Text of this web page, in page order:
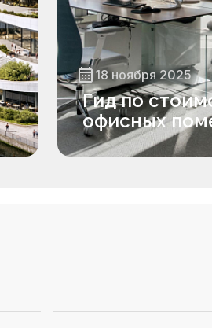
18 ноября 2025
Гид по
офисных